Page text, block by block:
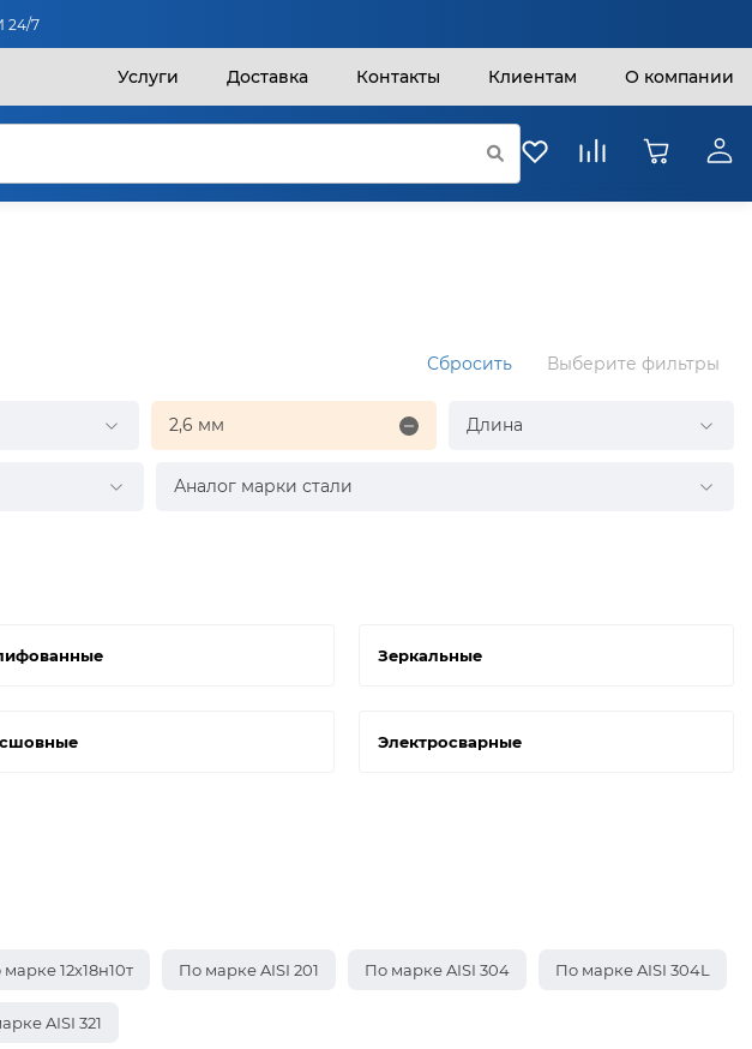
24/7
Услуги Доставка Контакты Клиентам О компании
Сбросить Выберите фильтры
2,6 мм Длина
Аналог марки стали
Зеркальные
Электросварные
12х18н10т По марке AISI 201 По марке AISI 304 По марке AISI 304L
AISI 321